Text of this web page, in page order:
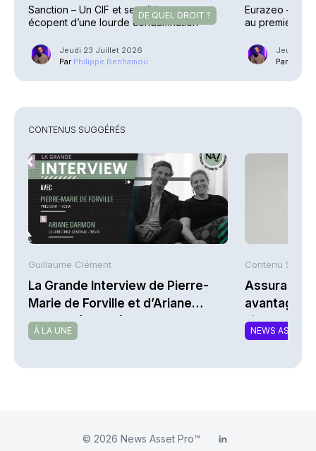
DE QUEL DROIT ?
Sanction – Un CIF et ses dirigeants
écopent d’une lourde condamnation
Jeudi 23 Juillet 2026
Par Philippe Benhamou
Eurazeo –
au premier
Jeudi 23
Par
CONTENUS SUGGÉRÉS
Guillaume Clément
La Grande Interview de Pierre-
Marie de Forville et d’Ariane
Darmon (Ivesta)
À LA UNE
Contenu
avantages
simplement
NEWS
© 2026 News Asset Pro™ LinkedIn